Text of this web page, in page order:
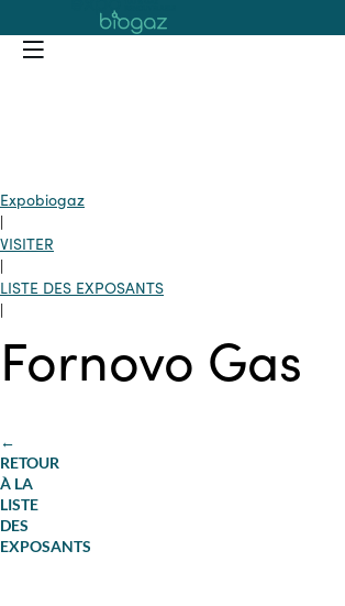
Expobiogaz
|
VISITER
|
LISTE DES EXPOSANTS
|
Fornovo Gas
←
RETOUR
À LA
LISTE
DES
EXPOSANTS